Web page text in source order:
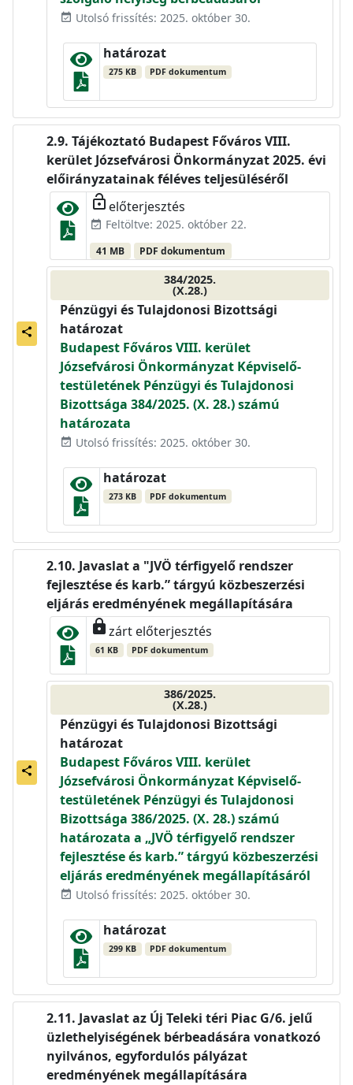
event_available Utolsó frissítés: 2025. október 30.
határozat
275 KB PDF dokumentum
share
Tájékoztató Budapest Főváros VIII.
kerület Józsefvárosi Önkormányzat 2025. évi
előirányzatainak féléves teljesüléséről
lock_open előterjesztés
event_available Feltöltve: 2025. október 22.
41 MB PDF dokumentum
384/2025.
(X.28.)
Pénzügyi és Tulajdonosi Bizottsági
határozat
Budapest Főváros VIII. kerület
Józsefvárosi Önkormányzat Képviselő-
testületének Pénzügyi és Tulajdonosi
Bizottsága 384/2025. (X. 28.) számú
határozata
event_available Utolsó frissítés: 2025. október 30.
határozat
273 KB PDF dokumentum
share
Javaslat a "JVÖ térfigyelő rendszer
fejlesztése és karb.” tárgyú közbeszerzési
eljárás eredményének megállapítására
lockzárt előterjesztés
61 KB PDF dokumentum
386/2025.
(X.28.)
Pénzügyi és Tulajdonosi Bizottsági
határozat
Budapest Főváros VIII. kerület
Józsefvárosi Önkormányzat Képviselő-
testületének Pénzügyi és Tulajdonosi
Bizottsága 386/2025. (X. 28.) számú
határozata a „JVÖ térfigyelő rendszer
fejlesztése és karb.” tárgyú közbeszerzési
eljárás eredményének megállapításáról
event_available Utolsó frissítés: 2025. október 30.
határozat
299 KB PDF dokumentum
Javaslat az Új Teleki téri Piac G/6. jelű
üzlethelyiségének bérbeadására vonatkozó
nyilvános, egyfordulós pályázat
eredményének megállapítására